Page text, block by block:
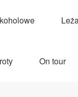
On tour